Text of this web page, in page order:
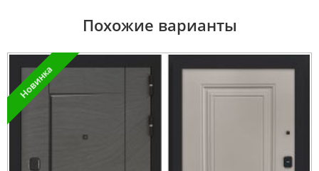
Похожие варианты
Новинка